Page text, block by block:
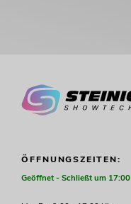
ÖFFNUNGSZEITEN:
Geöffnet - Schließt um 17:00